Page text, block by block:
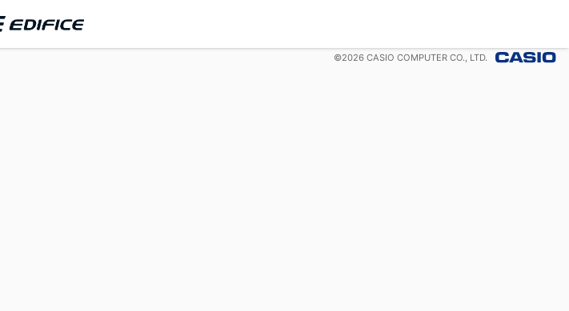
©2026 CASIO COMPUTER CO., LTD.